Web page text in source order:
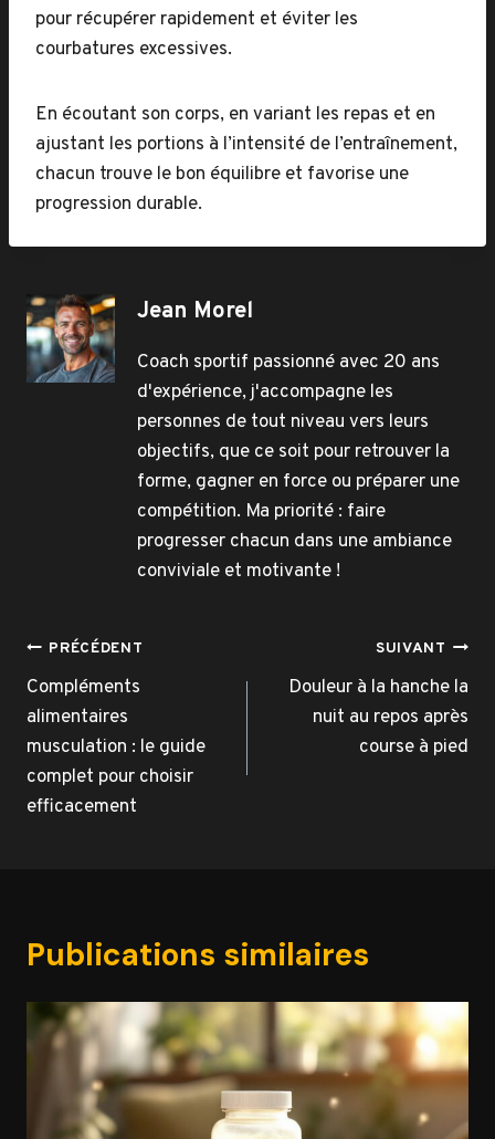
pour récupérer rapidement et éviter les
courbatures excessives.
En écoutant son corps, en variant les repas et en
ajustant les portions à l’intensité de l’entraînement,
chacun trouve le bon équilibre et favorise une
progression durable.
Jean Morel
Coach sportif passionné avec 20 ans
d'expérience, j'accompagne les
personnes de tout niveau vers leurs
objectifs, que ce soit pour retrouver la
forme, gagner en force ou préparer une
compétition. Ma priorité : faire
progresser chacun dans une ambiance
conviviale et motivante !
Navigation
de
l’article
PRÉCÉDENT
Compléments
alimentaires
musculation : le guide
complet pour choisir
efficacement
SUIVANT
Douleur à la hanche la
nuit au repos après
course à pied
Publications similaires